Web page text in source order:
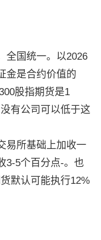
全国统一。以2026
金是合约价值的
股指期货是1
有公司可以低于这
易所基础上加收一
3-5个百分点-。也
默认可能执行12%